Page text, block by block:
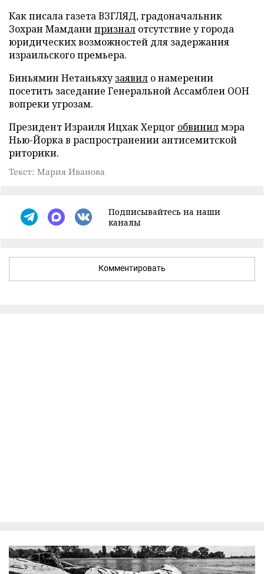
Как писала газета ВЗГЛЯД, градоначальник
Зохран Мамданипризнал отсутствие у города
юридических возможностей для задержания
израильского премьера.
Биньямин Нетаньяхузаявил о намерении
посетить заседание Генеральной Ассамблеи ООН
вопреки угрозам.
Президент Израиля Ицхак Херцог обвинилмэра
Нью-Йорка в распространении антисемитской
риторики.
Текст: Мария Иванова
Подписывайтесь на наши
каналы
Комментировать